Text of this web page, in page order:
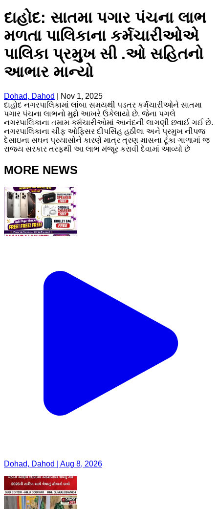
દાહોદ: સાતમા પગાર પંચના લાભ
મળતા પાલિકાના કર્મચારીઓએ
પાલિકા પ્રમુખ સી .ઓ સહિતનો
આભાર માન્યો
Dohad, Dahod
Nov 1, 2025
દાહોદ નગરપાલિકામાં લાંબા સમયથી પડતર કર્મચારીઓને સાતમા
પગાર પંચના લાભનો મુદ્દો આખરે ઉકેલાયો છે. જેના પગલે
નગરપાલિકાના તમામ કર્મચારીઓમાં આનંદની લાગણી છવાઈ ગઈ છે.
નગરપાલિકાના ચીફ ઓફિસર દીપસિંહ હઠીલા અને પ્રમુખ નીપજ
દેસાઇના સઘન પ્રયાસોને કારણે માત્ર ત્રણ માસના ટૂંકા ગાળામાં જ
રાજ્ય સરકાર તરફથી આ લાભ મંજૂર કરાવી દેવામાં આવ્યો છે
MORE NEWS
Dohad, Dahod | Aug 8, 2026